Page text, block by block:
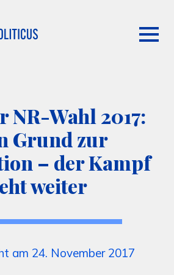
NR-Wahl 2017:
Grund zur
– der Kampf
weiter
am 24. November 2017